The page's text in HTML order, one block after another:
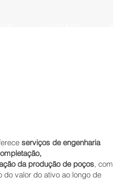
serviços de engenharia
da produção de poços, com
do valor do ativo ao longo de